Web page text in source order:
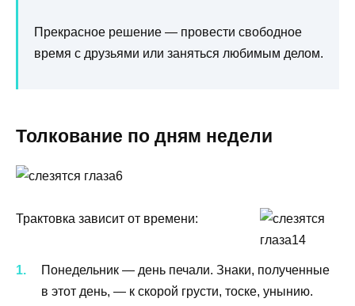
Прекрасное решение — провести свободное
время с друзьями или заняться любимым делом.
Толкование по дням недели
Трактовка зависит от времени:
Понедельник — день печали. Знаки, полученные
в этот день, — к скорой грусти, тоске, унынию.